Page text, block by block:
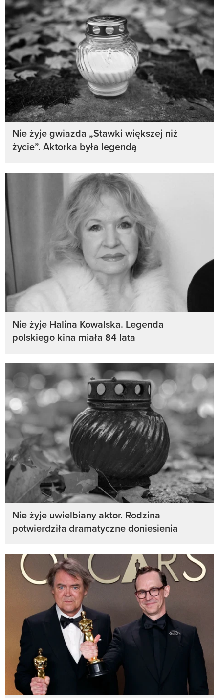
Nie żyje gwiazda „Stawki większej niż
życie”. Aktorka była legendą
Nie żyje Halina Kowalska. Legenda
polskiego kina miała 84 lata
Nie żyje uwielbiany aktor. Rodzina
potwierdziła dramatyczne doniesienia